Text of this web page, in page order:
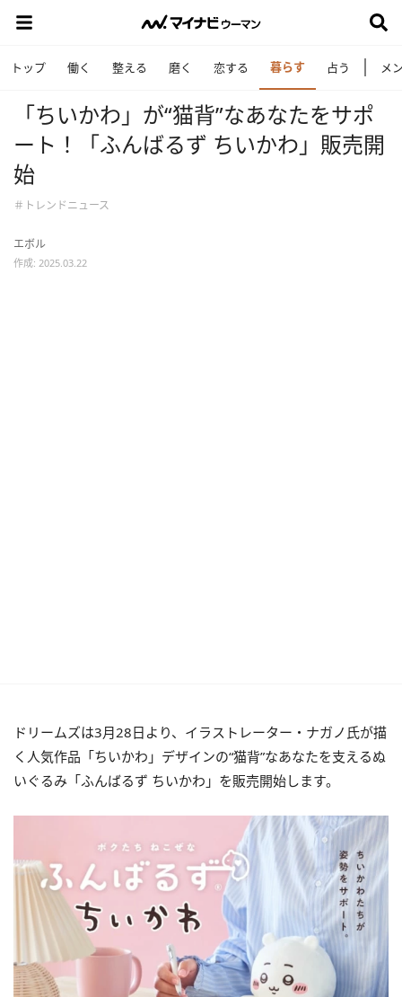
トップ 働く 整える 磨く 恋する 暮らす 占う メ
「ちいかわ」が“猫背”なあなたをサポ
ート！「ふんばるず ちいかわ」販売開
始
＃トレンドニュース
エボル
作成: 2025.03.22
ドリームズは3月28日より、イラストレーター・ナガノ氏が描
く人気作品「ちいかわ」デザインの“猫背”なあなたを支えるぬ
いぐるみ「ふんばるず ちいかわ」を販売開始します。